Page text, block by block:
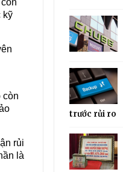
kỹ
còn
rủi
là
trước rủi ro